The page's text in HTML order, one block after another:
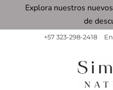
Explora nuestros
de
+57 323-298-2418